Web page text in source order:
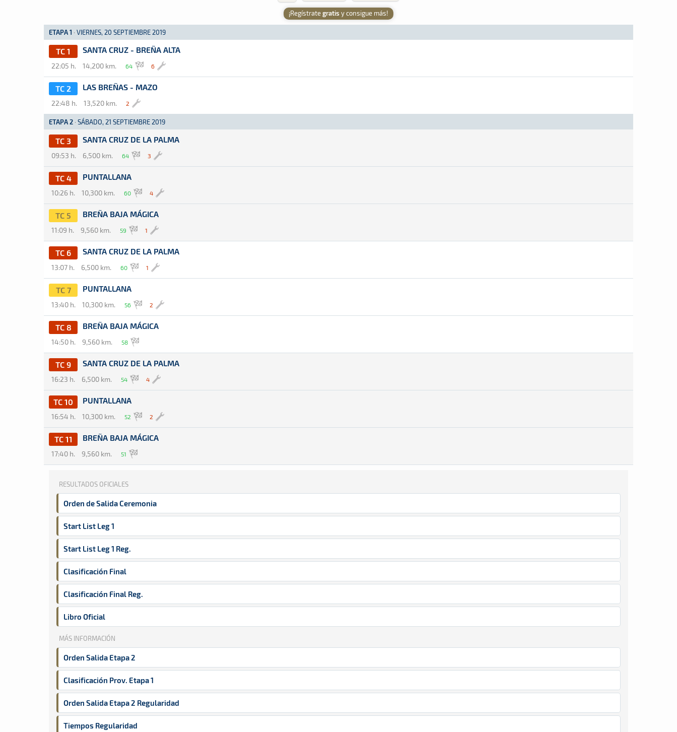
¡Regístrategratis y consigue más!
ETAPA 1 · VIERNES, 20 SEPTIEMBRE 2019
TC 1 SANTA CRUZ - BREÑA ALTA
22:05 h. 14,200 km. 64 6
TC 2 LAS BREÑAS - MAZO
22:48 h. 13,520 km. 2
ETAPA 2 · SÁBADO, 21 SEPTIEMBRE 2019
TC 3 SANTA CRUZ DE LA PALMA
09:53 h. 6,500 km. 64 3
TC 4 PUNTALLANA
10:26 h. 10,300 km. 60 4
TC 5 BREÑA BAJA MÁGICA
11:09 h. 9,560 km. 59 1
TC 6 SANTA CRUZ DE LA PALMA
13:07 h. 6,500 km. 60 1
TC 7 PUNTALLANA
13:40 h. 10,300 km. 56 2
TC 8 BREÑA BAJA MÁGICA
14:50 h. 9,560 km. 58
TC 9 SANTA CRUZ DE LA PALMA
16:23 h. 6,500 km. 54 4
TC 10 PUNTALLANA
16:54 h. 10,300 km. 52 2
TC 11 BREÑA BAJA MÁGICA
17:40 h. 9,560 km. 51
RESULTADOS OFICIALES
Orden de Salida Ceremonia
Start List Leg 1
Start List Leg 1 Reg.
Clasificación Final
Clasificación Final Reg.
Libro Oficial
MÁS INFORMACIÓN
Orden Salida Etapa 2
Clasificación Prov. Etapa 1
Orden Salida Etapa 2 Regularidad
Tiempos Regularidad